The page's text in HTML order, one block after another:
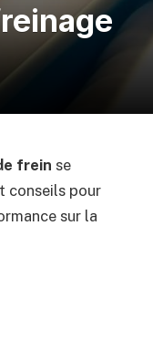
frein se
conseils pour
sur la